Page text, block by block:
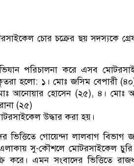
চোর চক্রের ছয় সদস্যকে
পরিচালনা করে এসব
হলো: ১। মোঃ জসিম বেপারী
আনোয়ার হোসেন (২৫), ৪। মোঃ
(২৫)
উদ্ধার করা হয়।
ভিত্তিতে গোয়েন্দা লালবাগ বিভাগ
এলাকায় সু-কৌশলে মোটরসাইকেল
করে। এমন সংবাদের ভিত্তিতে